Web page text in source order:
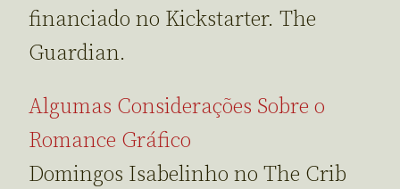
financiado no Kickstarter. The
Guardian.
Algumas Considerações Sobre o
Romance Gráfico
Domingos Isabelinho no The Crib